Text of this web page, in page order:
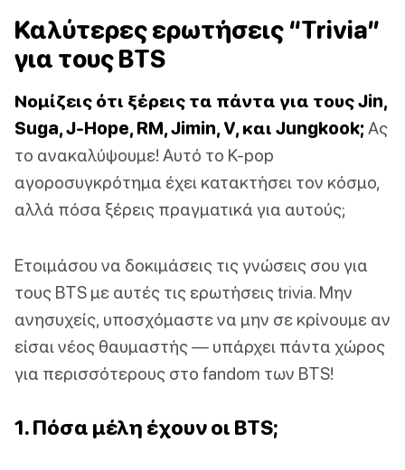
Καλύτερες ερωτήσεις “Trivia”
για τους BTS
Νομίζεις ότι ξέρεις τα πάντα για τους Jin,
Suga, J-Hope, RM, Jimin, V, και Jungkook; Ας
το ανακαλύψουμε! Αυτό το K-pop
αγοροσυγκρότημα έχει κατακτήσει τον κόσμο,
αλλά πόσα ξέρεις πραγματικά για αυτούς;
Ετοιμάσου να δοκιμάσεις τις γνώσεις σου για
τους BTS με αυτές τις ερωτήσεις trivia. Μην
ανησυχείς, υποσχόμαστε να μην σε κρίνουμε αν
είσαι νέος θαυμαστής — υπάρχει πάντα χώρος
για περισσότερους στο fandom των BTS!
1. Πόσα μέλη έχουν οι BTS;